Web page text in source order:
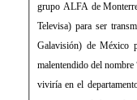
grupo ALFA de
Televisa) para ser
Galavisión) de México
malentendido del nombre
viviría en el